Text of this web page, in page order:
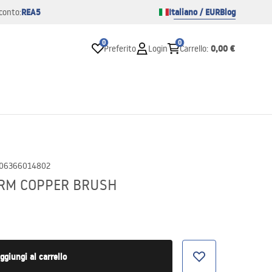
REA5 Italiano / EURBlog
0
Preferito Login
0
Carrello: 0,00 €
COPPER BRUSH
al carrello